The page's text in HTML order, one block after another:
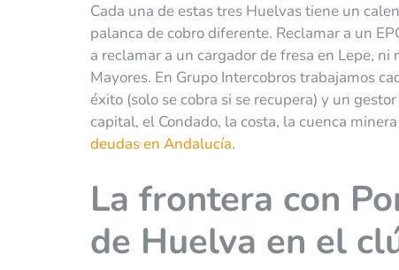
Cada una de estas tres Huelvas tiene un
palanca de cobro diferente. Reclamar a un
a reclamar a un cargador de fresa en Lepe,
Mayores. En Grupo Intercobros trabajamos
éxito (solo se cobra si se recupera) y un
capital, el Condado, la costa, la cuenca
deudas en Andalucía.
La frontera con
de Huelva en el